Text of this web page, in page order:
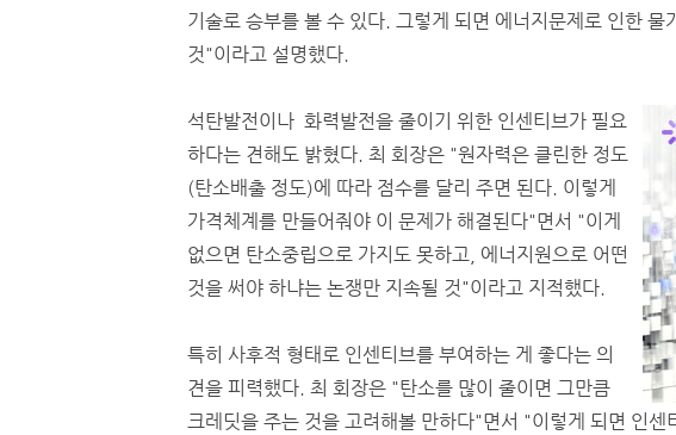
기술로 승부를 볼 수 있다. 그렇게 되면 에너지문제로 인한
것"이라고 설명했다.
석탄발전이나 화력발전을 줄이기 위한 인센티브가 필요
하다는 견해도 밝혔다. 최 회장은 "원자력은 클린한 정도
(탄소배출 정도)에 따라 점수를 달리 주면 된다. 이렇게
가격체계를 만들어줘야 이 문제가 해결된다"면서 "이게
없으면 탄소중립으로 가지도 못하고, 에너지원으로 어떤
것을 써야 하냐는 논쟁만 지속될 것"이라고 지적했다.
특히 사후적 형태로 인센티브를 부여하는 게 좋다는 의
견을 피력했다. 최 회장은 "탄소를 많이 줄이면 그만큼
크레딧을 주는 것을 고려해볼 만하다"면서 "이렇게 되면 인센